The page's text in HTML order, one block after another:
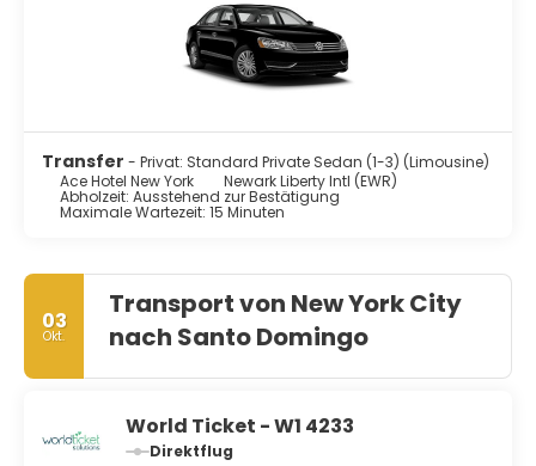
Transfer - Privat: Standard Private Sedan (1-3) (Limousine)
Ace Hotel New York
Newark Liberty Intl (EWR)
Abholzeit: Ausstehend zur Bestätigung
Maximale Wartezeit: 15 Minuten
03
Okt.
Transport von New York City
nach Santo Domingo
World Ticket - W1 4233
Direktflug